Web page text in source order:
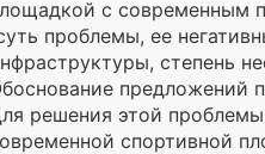
с современным
проблемы, ее
степень
предложений
решения этой
спортивной